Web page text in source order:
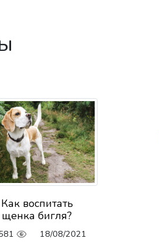
Как воспитать
щенка бигля?
18/08/2021